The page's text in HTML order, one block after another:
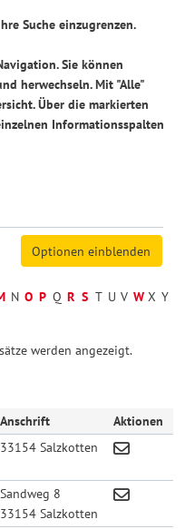
Suche einzugrenzen.
Sie können
herwechseln. Mit "Alle"
Über die markierten
Informationsspalten
N O P Q R S T U V W X Y
werden angezeigt.
Anschrift
Aktionen
33154 Salzkotten
Sandweg 8
33154 Salzkotten